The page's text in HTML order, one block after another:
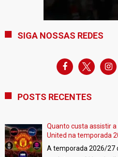
SIGA NOSSAS REDES
facebook
x
POSTS RECENTES
Quanto custa assistir
United na temporada
A temporada 2026/27